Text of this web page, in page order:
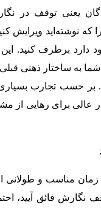
یعنی توقف در
که نوشته‌اید ویرایش
دارد برطرف کنید.
به ساختار ذهنی
بر حسب تجارب
عالی برای رهایی از
مناسب و طولانی
نگارش فائق آیید،